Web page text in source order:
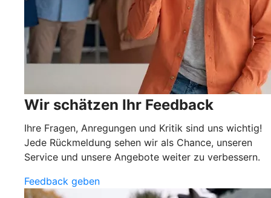
Wir schätzen Ihr Feedback
Ihre Fragen, Anregungen und Kritik sind uns wichtig!
Jede Rückmeldung sehen wir als Chance, unseren
Service und unsere Angebote weiter zu verbessern.
Feedback geben